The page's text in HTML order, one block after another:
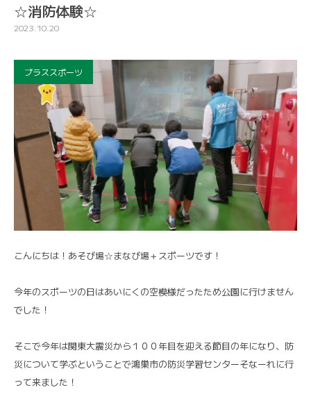
☆消防体験☆
2023.10.20
プラススポーツ
こんにちは！あそび場☆まなび場＋スポーツです！
今年のスポーツの日はあいにくの空模様だったため公園に行けません
でした！
そこで今年は関東大震災から１００年目を迎える節目の年になり、防
災について学ぶということで鴻巣市の防災学習センターそなーれに行
って来ました！